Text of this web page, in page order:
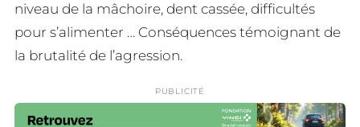
niveau de la mâchoire, dent cassée, difficultés
pour s’alimenter … Conséquences témoignant de
la brutalité de l’agression.
PUBLICITÉ